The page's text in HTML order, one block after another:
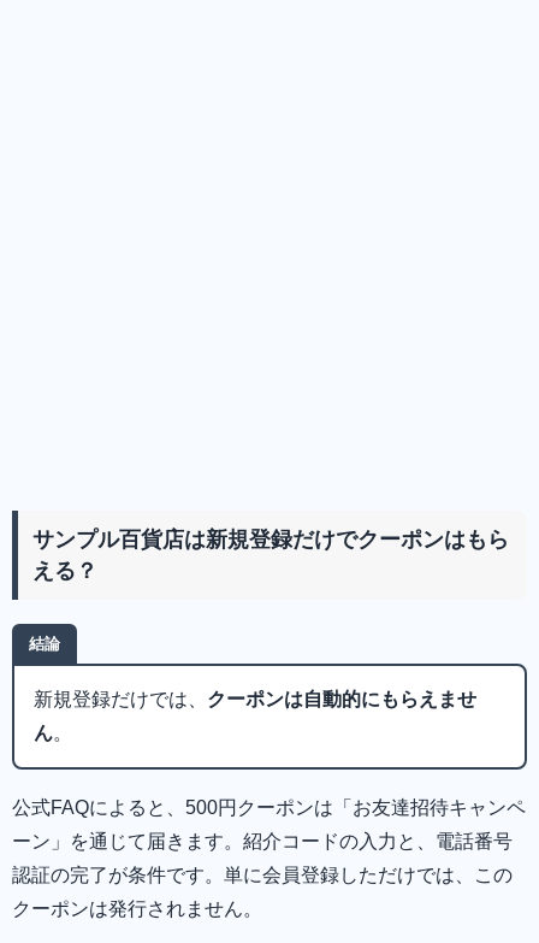
サンプル百貨店は新規登録だけでクーポンはもら
える？
結論
新規登録だけでは、 クーポンは自動的にもらえませ
ん。
公式FAQによると、500円クーポンは「お友達招待キャンペ
ーン」を通じて届きます。紹介コードの入力と、電話番号
認証の完了が条件です。単に会員登録しただけでは、この
クーポンは発行されません。